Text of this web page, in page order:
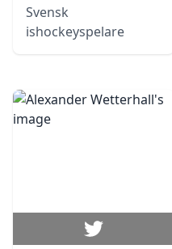
Svensk
ishockeyspelare